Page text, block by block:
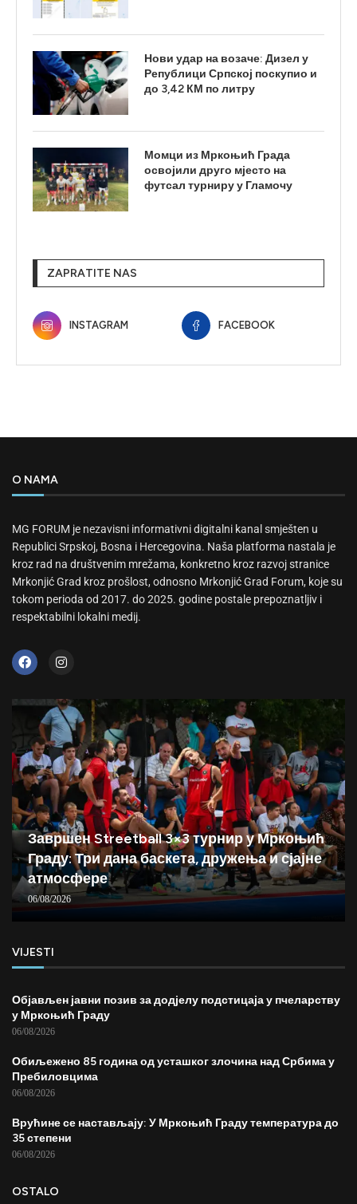
Нови удар на возаче: Дизел у
Републици Српској поскупио и
до 3,42 КМ по литру
Момци из Мркоњић Града
освојили друго мјесто на
футсал турниру у Гламочу
ZAPRATITE NAS
INSTAGRAM FACEBOOK
O NAMA
MG FORUM je nezavisni informativni digitalni kanal smješten u
Republici Srpskoj, Bosna i Hercegovina. Naša platforma nastala je
kroz rad na društvenim mrežama, konkretno kroz razvoj stranice
Mrkonjić Grad kroz prošlost, odnosno Mrkonjić Grad Forum, koje su
tokom perioda od 2017. do 2025. godine postale prepoznatljiv i
respektabilni lokalni medij.
Завршен Streetball 3×3 турнир у Мркоњић
Граду: Три дана баскета, дружења и сјајне
атмосфере
06/08/2026
VIJESTI
Објављен јавни позив за додјелу подстицаја у пчеларству
у Мркоњић Граду
06/08/2026
Обиљежено 85 година од усташког злочина над Србима у
Пребиловцима
06/08/2026
Врућине се настављају: У Мркоњић Граду температура до
35 степени
06/08/2026
OSTALO